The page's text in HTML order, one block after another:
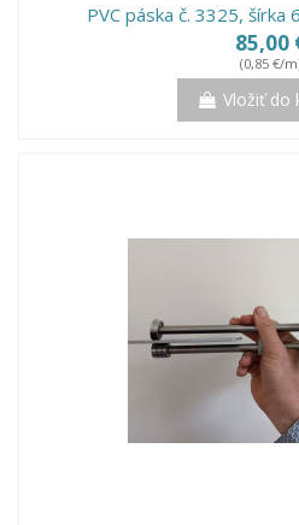
PVC páska č. 3325, šírka
85,00
(0,85 €/
Vložiť do